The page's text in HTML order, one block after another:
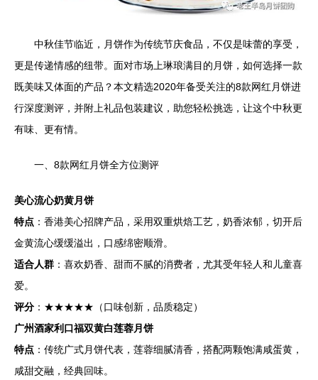
中秋佳节临近，月饼作为传统节庆食品，不仅是味蕾的享受，
更是传递情感的纽带。面对市场上琳琅满目的月饼，如何选择一款
既美味又体面的产品？本文精选2020年备受关注的8款网红月饼进
行深度测评，并附上礼品包装建议，助您轻松挑选，让这个中秋更
有味、更有情。
一、8款网红月饼全方位测评
美心流心奶黄月饼
特点 ：香港美心招牌产品，采用双重烘焙工艺，奶香浓郁，切开后
金黄流心缓缓溢出，口感绵密顺滑。
适合人群 ：喜欢奶香、甜而不腻的消费者，尤其受年轻人和儿童喜
爱。
评分 ：★★★★★（口味创新，品质稳定）
广州酒家利口福双黄白莲蓉月饼
特点 ：传统广式月饼代表，莲蓉细腻清香，搭配两颗饱满咸蛋黄，
咸甜交融，经典回味。